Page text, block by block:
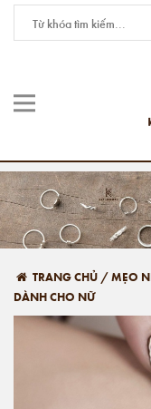
TRANG CHỦ /MẸO
DÀNH CHO NỮ